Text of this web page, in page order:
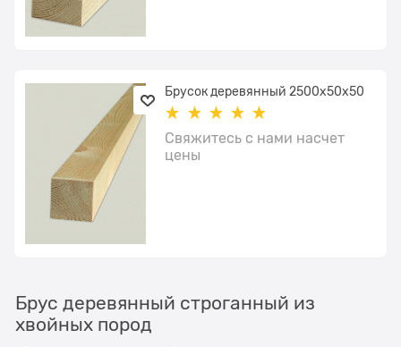
Брусок деревянный 2500x50х50
Свяжитесь с нами насчет
цены
Брус деревянный строганный из
хвойных пород